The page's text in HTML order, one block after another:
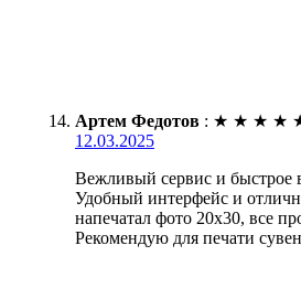
Артем Федотов : ★ ★ ★ ★
12.03.2025
Вежливый сервис и быстрое
Удобный интерфейс и
напечатал фото 20х30, все
Рекомендую для печати